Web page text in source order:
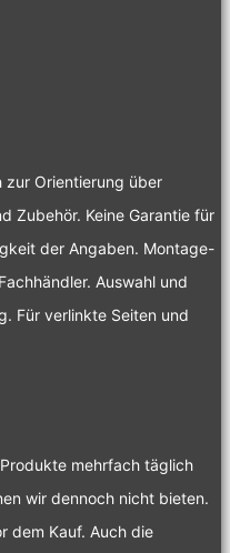
zur Orientierung über
Zubehör. Keine Garantie für
der Angaben. Montage-
Auswahl und
Für verlinkte Seiten und
mehrfach täglich
wir dennoch nicht bieten.
dem Kauf. Auch die